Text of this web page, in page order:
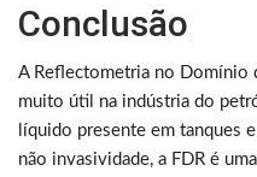
Conclusão
A Reflectometria no Domínio
muito útil na indústria do
líquido presente em tanques
não invasividade, a FDR é